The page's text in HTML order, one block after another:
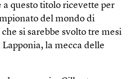
questo titolo ricevette per
del mondo di
si sarebbe svolto tre mesi
la mecca delle